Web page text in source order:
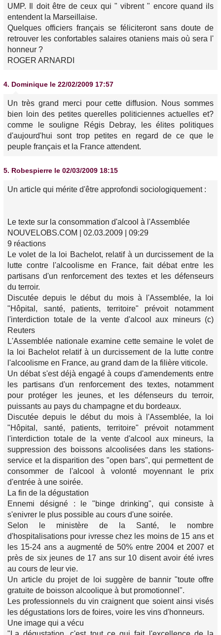
UMP. Il doit être de ceux qui " vibrent " encore quand ils
entendent la Marseillaise.
Quelques officiers français se féliciteront sans doute de
retrouver les confortables salaires otaniens mais où sera l'
honneur ?
ROGER ARNARDI
4. Dominique le 22/02/2009 17:57
Un très grand merci pour cette diffusion. Nous sommes
bien loin des petites querelles politiciennes actuelles et?
comme le souligne Régis Debray, les élites politiques
d'aujourd'hui sont trop petites en regard de ce que le
peuple français et la France attendent.
5. Robespierre le 02/03/2009 18:15
Un article qui mérite d'être approfondi sociologiquement :
Le texte sur la consommation d'alcool à l'Assemblée
NOUVELOBS.COM | 02.03.2009 | 09:29
9 réactions
Le volet de la loi Bachelot, relatif à un durcissement de la
lutte contre l'alcoolisme en France, fait débat entre les
partisans d'un renforcement des textes et les défenseurs
du terroir.
Discutée depuis le début du mois à l'Assemblée, la loi
"Hôpital, santé, patients, territoire" prévoit notamment
l'interdiction totale de la vente d'alcool aux mineurs (c)
Reuters
L'Assemblée nationale examine cette semaine le volet de
la loi Bachelot relatif à un durcissement de la lutte contre
l'alcoolisme en France, au grand dam de la filière viticole.
Un débat s'est déjà engagé à coups d'amendements entre
les partisans d'un renforcement des textes, notamment
pour protéger les jeunes, et les défenseurs du terroir,
puissants au pays du champagne et du bordeaux.
Discutée depuis le début du mois à l'Assemblée, la loi
"Hôpital, santé, patients, territoire" prévoit notamment
l'interdiction totale de la vente d'alcool aux mineurs, la
suppression des boissons alcoolisées dans les stations-
service et la disparition des "open bars", qui permettent de
consommer de l'alcool à volonté moyennant le prix
d'entrée à une soirée.
La fin de la dégustation
Ennemi désigné : le "binge drinking", qui consiste à
s'enivrer le plus possible au cours d'une soirée.
Selon le ministère de la Santé, le nombre
d'hospitalisations pour ivresse chez les moins de 15 ans et
les 15-24 ans a augmenté de 50% entre 2004 et 2007 et
près de six jeunes de 17 ans sur 10 disent avoir été ivres
au cours de leur vie.
Un article du projet de loi suggère de bannir "toute offre
gratuite de boisson alcoolique à but promotionnel".
Les professionnels du vin craignent que soient ainsi visés
les dégustations lors de foires, voire les vins d'honneurs.
Une image qui a vécu